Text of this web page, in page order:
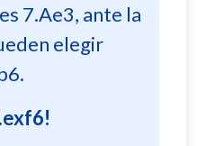
7.Ae3, ante la
elegir